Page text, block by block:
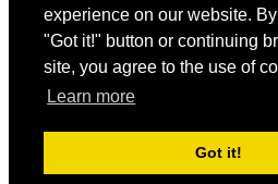
experience on our website.
"Got it!" button or continuing
site, you agree to the use of
Learn more
Got it!
Exención de responsabilidad: La información
estimación y sólo para su
de ida y / o consiguientes daños resultaron
Copyright 2015-2026
Contact Usfor